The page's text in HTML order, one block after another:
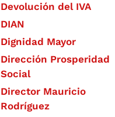
Devolución del IVA
DIAN
Dignidad Mayor
Dirección Prosperidad
Social
Director Mauricio
Rodríguez